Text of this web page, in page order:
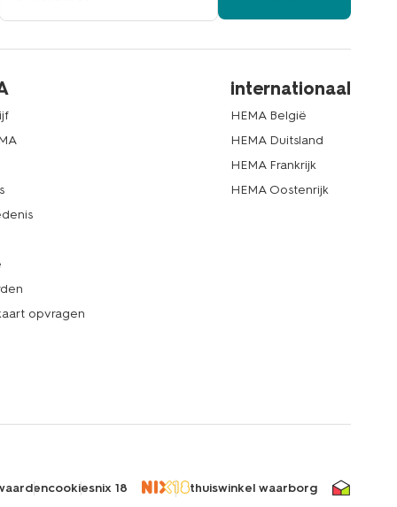
opvragen
internationaal
HEMA België
HEMA Duitsland
HEMA Frankrijk
HEMA Oostenrijk
cookiesnix 18 thuiswinkel waarborg